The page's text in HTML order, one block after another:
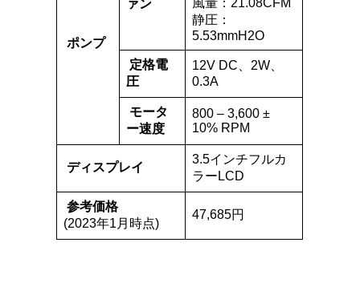
ポンプ
ァン
風量：21.08CFM
静圧：
5.53mmH2O
定格電
圧
12V DC、2W、
0.3A
モータ
ー速度
800 – 3,600 ±
10% RPM
ディスプレイ
3.5インチフルカ
ラーLCD
参考価格
(2023年1月時点)
47,685円